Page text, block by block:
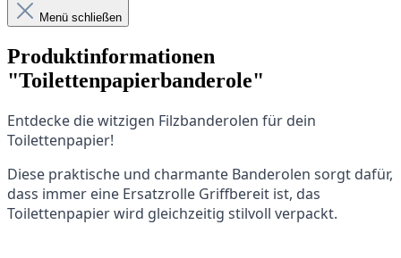
Menü schließen
Produktinformationen
"Toilettenpapierbanderole"
Entdecke die witzigen Filzbanderolen für dein
Toilettenpapier!
Diese praktische und charmante Banderolen sorgt dafür,
dass immer eine Ersatzrolle Griffbereit ist, das
Toilettenpapier wird gleichzeitig stilvoll verpackt.